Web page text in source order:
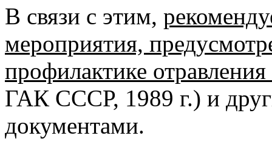
В связи с этим,
мероприятия,
профилактике
ГАК СССР, 1989 г.) и
документами.